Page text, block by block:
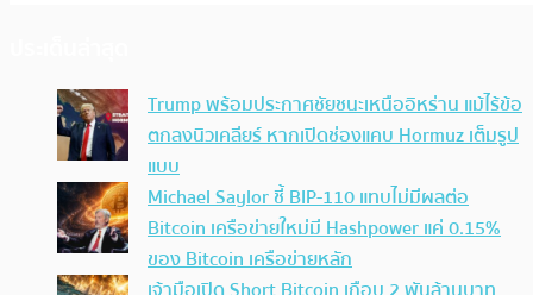
Trump พร้อมประกาศชัยชนะเหนืออิหร่าน แม้ไร้ข้อ
ตกลงนิวเคลียร์ หากเปิดช่องแคบ Hormuz เต็มรูป
แบบ
Michael Saylor ชี้ BIP-110 แทบไม่มีผลต่อ
Bitcoin เครือข่ายใหม่มี Hashpower แค่ 0.15%
ของ Bitcoin เครือข่ายหลัก